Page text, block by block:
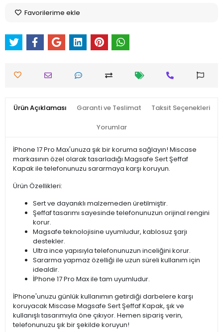
Favorilerime ekle
Ürün Açıklaması Garanti ve Teslimat Taksit Seçenekleri
Yorumlar
İPhone 17 Pro Max'unuza şık bir koruma sağlayın! Miscase
markasının özel olarak tasarladığı Magsafe Sert Şeffaf
Kapak ile telefonunuzu sararmaya karşı koruyun.
Ürün Özellikleri:
Sert ve dayanıklı malzemeden üretilmiştir.
Şeffaf tasarımı sayesinde telefonunuzun orijinal rengini
korur.
Magsafe teknolojisine uyumludur, kablosuz şarjı
destekler.
Ultra ince yapısıyla telefonunuzun inceliğini korur.
Sararma yapmaz özelliği ile uzun süreli kullanım için
idealdir.
İPhone 17 Pro Max ile tam uyumludur.
İPhone'unuzu günlük kullanımın getirdiği darbelere karşı
koruyacak Miscase Magsafe Sert Şeffaf Kapak, şık ve
kullanışlı tasarımıyla öne çıkıyor. Hemen sipariş verin,
telefonunuzu şık bir şekilde koruyun!